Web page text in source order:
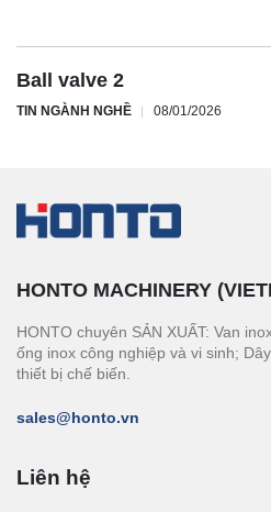
Ball valve 2
TIN NGÀNH NGHỀ 08/01/2026
HONTO MACHINERY
HONTO chuyên SẢN XUẤT: Van
ống inox công nghiệp và vi sinh;
thiết bị chế biến.
sales@honto.vn
Liên hệ